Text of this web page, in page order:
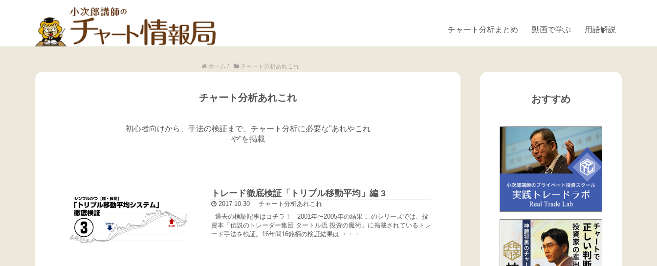
チャート分析まとめ 動画で学ぶ 用語解説
ホーム / チャート分析あれこれ
チャート分析あれこれ
初心者向けから、手法の検証まで、チャート分析に必要な”あれやこれ
や”を掲載
トレード徹底検証「トリプル移動平均」編 3
2017.10.30
チャート分析あれこれ
過去の検証記事はコチラ！ 2001年〜2005年の結果 このシリーズでは、投
資本「伝説のトレーダー集団 タートル流 投資の魔術」に掲載されているトレ
ード手法を検証。16年間16銘柄の検証結果は ・・・
おすすめ